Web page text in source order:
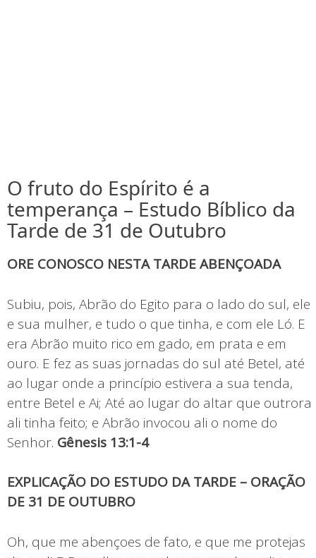
O fruto do Espírito é a
temperança – Estudo Bíblico da
Tarde de 31 de Outubro
ORE CONOSCO NESTA TARDE ABENÇOADA
Subiu, pois, Abrão do Egito para o lado do sul, ele
e sua mulher, e tudo o que tinha, e com ele Ló. E
era Abrão muito rico em gado, em prata e em
ouro. E fez as suas jornadas do sul até Betel, até
ao lugar onde a princípio estivera a sua tenda,
entre Betel e Ai; Até ao lugar do altar que outrora
ali tinha feito; e Abrão invocou ali o nome do
Senhor. Gênesis 13:1-4
EXPLICAÇÃO DO ESTUDO DA TARDE – ORAÇÃO
DE 31 DE OUTUBRO
Oh, que me abençoes de fato, e que me protejas